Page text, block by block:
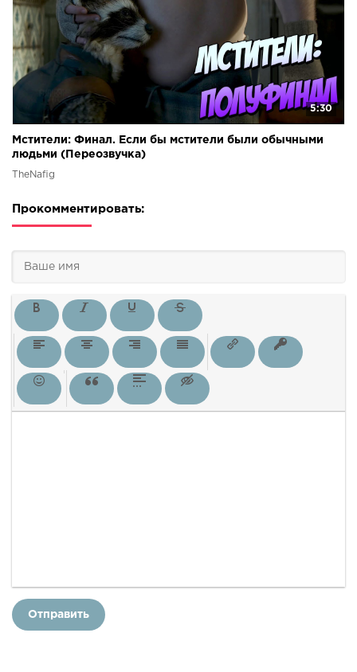
5:30
Мстители: Финал. Если бы мстители были обычными
людьми (Переозвучка)
TheNafig
Прокомментировать:
Отправить